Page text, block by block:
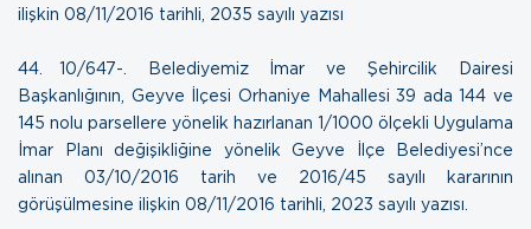
ilişkin 08/11/2016 tarihli, 2035 sayılı yazısı
44. 10/647-. Belediyemiz İmar ve Şehircilik Dairesi
Başkanlığının, Geyve İlçesi Orhaniye Mahallesi 39 ada 144 ve
145 nolu parsellere yönelik hazırlanan 1/1000 ölçekli Uygulama
İmar Planı değişikliğine yönelik Geyve İlçe Belediyesi’nce
alınan 03/10/2016 tarih ve 2016/45 sayılı kararının
görüşülmesine ilişkin 08/11/2016 tarihli, 2023 sayılı yazısı.